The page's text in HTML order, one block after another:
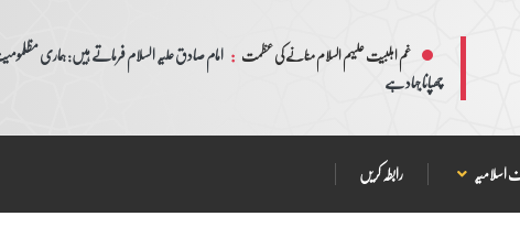
غم اہلبیت علیہم السلام منانے کی عظمت : امام صادق علیہ السلام فرماتے ہیں: ہماری
چھپانا جہاد ہے
اسلامیہ رابطہ کریں